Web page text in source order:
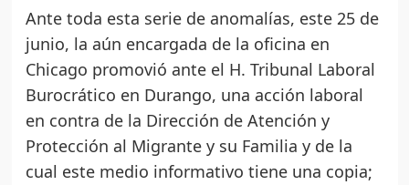
Ante toda esta serie de anomalías, este 25 de
junio, la aún encargada de la oficina en
Chicago promovió ante el H. Tribunal Laboral
Burocrático en Durango, una acción laboral
en contra de la Dirección de Atención y
Protección al Migrante y su Familia y de la
cual este medio informativo tiene una copia;